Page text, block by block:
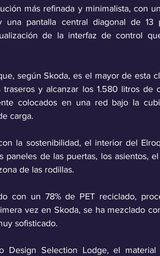
más refinada y minimalista, con
una pantalla central diagonal de 13
de la interfaz de control
según Skoda, es el mayor de esta
y alcanzar los 1.580 litros de
colocados en una red bajo la
carga.
la sostenibilidad, el interior del
paneles de las puertas, los asientos,
de las rodillas.
con un 78% de PET reciclado,
vez en Skoda, se ha mezclado
sofisticado.
Design Selection Lodge, el material